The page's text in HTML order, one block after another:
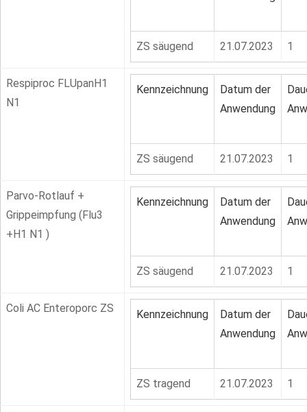
ZS säugend 21.07.2023 1
Respiproc FLUpanH1
N1
Kennzeichnung
Datum der
Anwendung
ZS säugend 21.07.2023 1
Parvo-Rotlauf +
Grippeimpfung (Flu3
+H1 N1 )
Kennzeichnung
Datum der
Anwendung
ZS säugend 21.07.2023 1
Coli AC Enteroporc ZS Kennzeichnung
Datum der
Anwendung
ZS tragend 21.07.2023 1